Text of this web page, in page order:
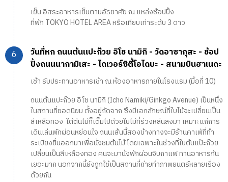
เย็น อิสระอาหารเย็นตามอัธยาศัย ณ แหล่งช้อปปิ้ง
ที่พัก TOKYO HOTEL AREA หรือเทียบเท่าระดับ 3 ดาว
วันที่หก ถนนต้นแปะก๊วย อิโช นามิกิ - วัดอาซากุสะ - ช้อป
ปิ้งถนนนากามิเสะ - ไดเวอร์ซิตี้โอไดบะ - สนามบินฮาเนดะ
เช้า รับประทานอาหารเช้า ณ ห้องอาหารภายในโรงแรม (มื้อที่ 10)
ถนนต้นแปะก๊วย อิโช นามิกิ (Icho Namiki/Ginkgo Avenue) เป็นหนึ่ง
ในสถานที่ยอดนิยม ตั้งอยู่ถัดจาก ซึ่งมีเอกลักษณ์ที่ใบไม้จะเปลี่ยนเป็น
สีเหลือทอง ใต้ต้นไม้ก็เต็มไปด้วยใบไม้ที่ร่วงหล่นลงมา เหมาะแก่การ
เดินเล่นพักผ่อนหย่อนใจ ถนนเส้นนี้สองข้างทางจะมีร้านคาเฟ่ที่ทำ
ระเบียงยื่นออกมาเพื่อนั่งชมต้นไม้ โดยเฉพาะในช่วงที่ใบต้นแป๊ะก๊วย
เปลี่ยนเป็นสีเหลืองทอง คนจะมานั่งพักผ่อนจิบกาแฟ ทานอาหารกัน
เยอะมาก นอกจากนี้ยังถูกใช้เป็นสถานที่ถ่ายทำภาพยนตร์หลายเรื่อง
ด้วยกัน